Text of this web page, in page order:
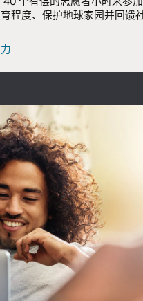
程度、保护地球家园并回馈社